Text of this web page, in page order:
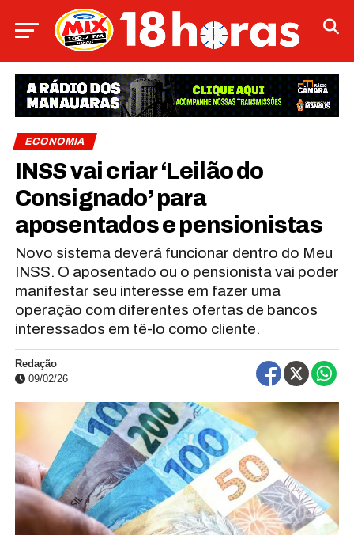
ECONOMIA
INSS vai criar ‘Leilão do
Consignado’ para
aposentados e pensionistas
Novo sistema deverá funcionar dentro do Meu
INSS. O aposentado ou o pensionista vai poder
manifestar seu interesse em fazer uma
operação com diferentes ofertas de bancos
interessados em tê-lo como cliente.
Redação
09/02/26